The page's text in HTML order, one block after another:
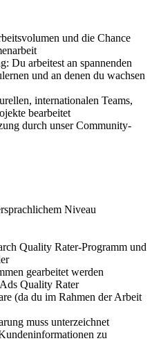
und die Chance
Du arbeitest an spannenden
und an denen du wachsen
internationalen Teams,
bearbeitet
durch unser Community-
Niveau
Quality Rater-Programm und
gearbeitet werden
Quality Rater
(da du im Rahmen der Arbeit
muss unterzeichnet
zu